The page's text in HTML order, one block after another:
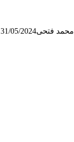
محمد فتحى31/05/2024